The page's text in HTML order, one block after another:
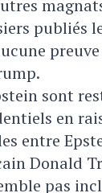
publiés
sont
en
entre
Donald
pas